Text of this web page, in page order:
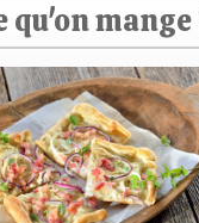
qu'on mange